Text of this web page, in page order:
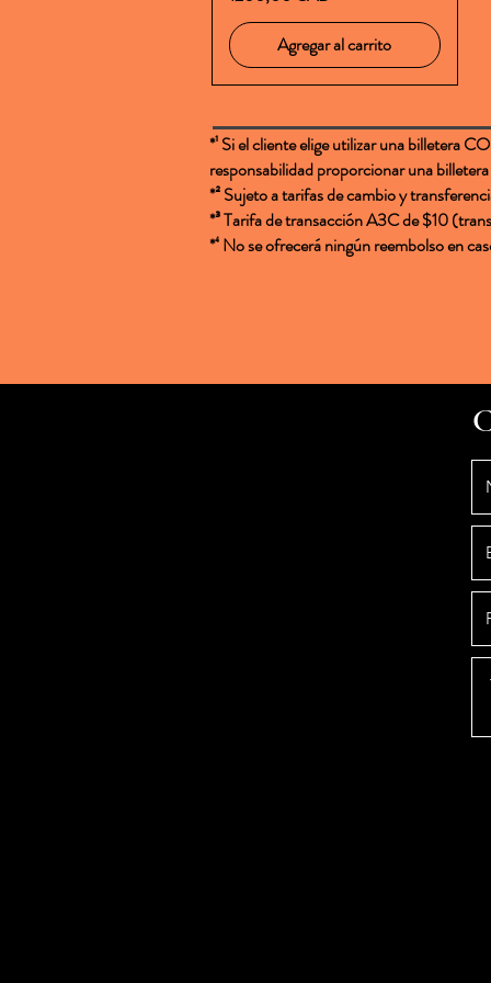
Agregar al carrito
*¹ Si el cliente elige utilizar una billetera
responsabilidad proporcionar una
*² Sujeto a tarifas de cambio y
*³ Tarifa de transacción A3C de $10
*⁴ No se ofrecerá ningún reembolso en